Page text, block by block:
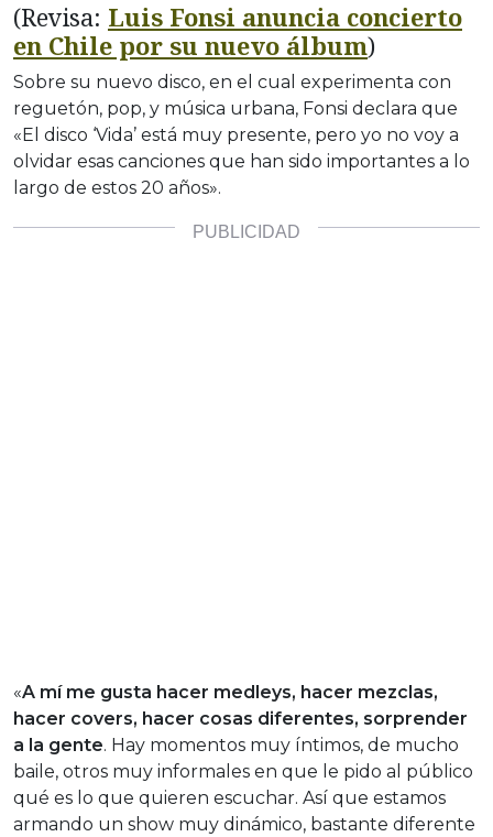
(Revisa: Luis Fonsi anuncia concierto
en Chile por su nuevo álbum)
Sobre su nuevo disco, en el cual experimenta con
reguetón, pop, y música urbana, Fonsi declara que
«El disco ‘Vida’ está muy presente, pero yo no voy a
olvidar esas canciones que han sido importantes a lo
largo de estos 20 años».
«A mí me gusta hacer medleys, hacer mezclas,
hacer covers, hacer cosas diferentes, sorprender
a la gente. Hay momentos muy íntimos, de mucho
baile, otros muy informales en que le pido al público
qué es lo que quieren escuchar. Así que estamos
armando un show muy dinámico, bastante diferente